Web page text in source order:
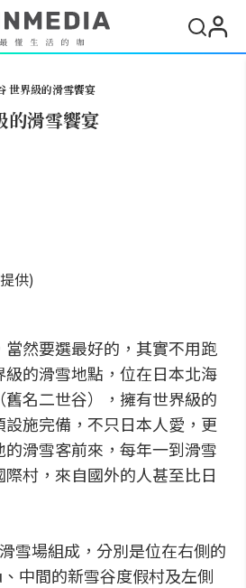
世界級的滑雪饗宴
的滑雪饗宴
供)
然要選最好的，其實不用跑
的滑雪地點，位在日本北海
名二世谷），擁有世界級的
施完備，不只日本人愛，更
滑雪客前來，每年一到滑雪
村，來自國外的人甚至比日
雪場組成，分別是位在右側的
中間的新雪谷度假村及左側